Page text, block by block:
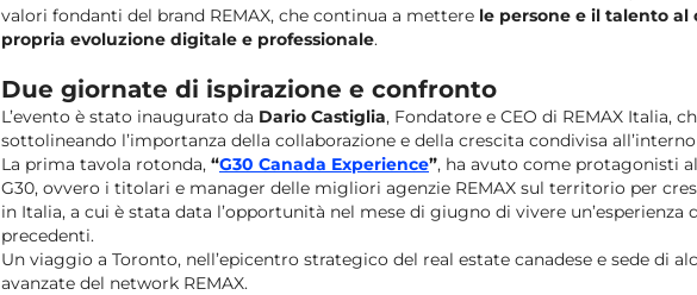
valori fondanti del brand REMAX, che continua a mettere le persone e il talento al
propria evoluzione digitale e professionale.
Due giornate di ispirazione e confronto
L’evento è stato inaugurato da Dario Castiglia, Fondatore e CEO di REMAX Italia,
sottolineando l’importanza della collaborazione e della crescita condivisa
La prima tavola rotonda, “G30 Canada Experience”, ha avuto come protagonisti
G30, ovvero i titolari e manager delle migliori agenzie REMAX sul territorio per
in Italia, a cui è stata data l’opportunità nel mese di giugno di vivere un’esperienza
precedenti.
Un viaggio a Toronto, nell’epicentro strategico del real estate canadese e sede di
avanzate del network REMAX.